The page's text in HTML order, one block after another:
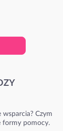
Czym
formy pomocy.